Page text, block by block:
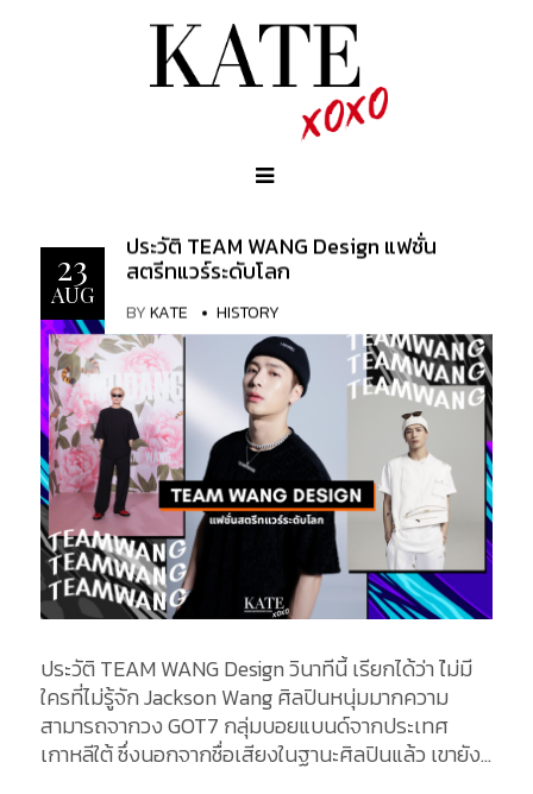
23
AUG
ประวัติ TEAM WANG Design แฟชั่น
สตรีทแวร์ระดับโลก
BYKATE HISTORY
ประวัติ TEAM WANG Design วินาทีนี้ เรียกได้ว่า ไ่ม่มี
ใครที่ไม่รู้จัก Jackson Wang ศิลปินหนุ่มมากความ
สามารถจากวง GOT7 กลุ่มบอยแบนด์จากประเทศ
เกาหลีใต้ ซึ่งนอกจากชื่อเสียงในฐานะศิลปินแล้ว เขายัง